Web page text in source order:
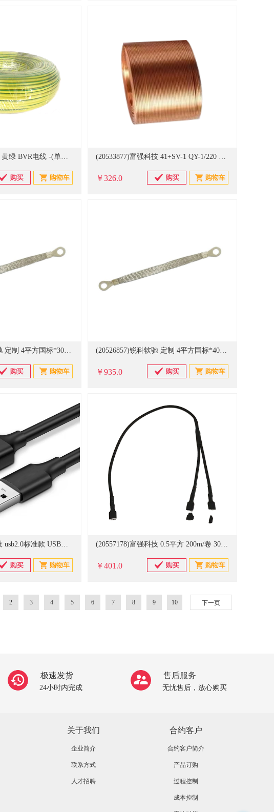
(620977)众邦 10m2 黄绿 BVR电线 -(单位：米) (20533877)富强科技 41+SV-1 QY-1/220 0.3555MM GB/T6109.6-2008 含开模 线圈(单位：件)
￥326.0
(20526856)锐科软驰 定制 4平方国标*300mm 100根/包 桥架跨接线(单位：包) (20526857)锐科软驰 定制 4平方国标*400mm 100根/包 桥架跨接线(单位：包)
￥935.0
(20623720)富强科技 usb2.0标准款 USB延长线(单位：条) (20557178)富强科技 0.5平方 200m/卷 300/500V 电器内部连接线 黑色(单位：卷)
￥401.0
2 3 4 5 6 7 8 9 10 下一页
极速发货
24小时内完成
售后服务
无忧售后，放心购买
关于我们
企业简介
联系方式
人才招聘
合约客户
合约客户简介
产品订购
过程控制
成本控制